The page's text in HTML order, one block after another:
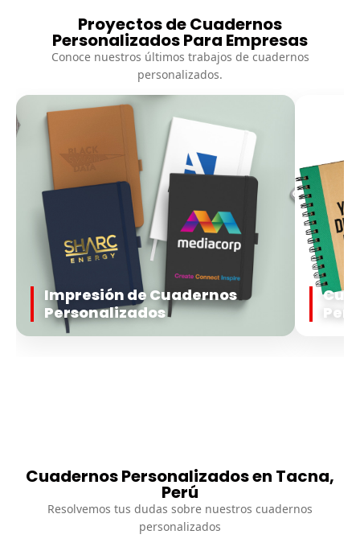
Proyectos de Cuadernos
Personalizados Para Empresas
Conoce nuestros últimos trabajos de cuadernos
personalizados.
Impresión de Cuadernos
Personalizados
Cuadernos Personalizados en Tacna,
Perú
Resolvemos tus dudas sobre nuestros cuadernos
personalizados